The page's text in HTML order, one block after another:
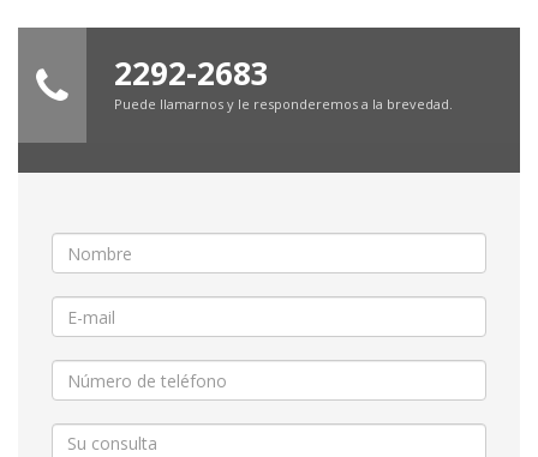
2292-2683
Puede llamarnos y le responderemos a la brevedad.